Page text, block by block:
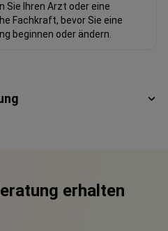
Sie Ihren Arzt oder eine
Fachkraft, bevor Sie eine
beginnen oder ändern.
erhalten